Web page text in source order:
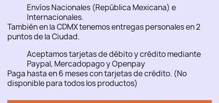
Envíos Nacionales (República Mexicana) e
Internacionales.
También en la CDMX tenemos entregas personales en 2
puntos de la Ciudad.
Aceptamos tarjetas de débito y crédito mediante
Paypal, Mercadopago y Openpay
Paga hasta en 6 meses con tarjetas de crédito. (No
disponible para todos los productos)